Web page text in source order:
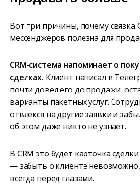
Вот три причины, почему связка
мессенджеров полезна для
CRM-система напоминает о
сделках. Клиент написал в
почти довел его до продажи,
варианты пакетных услуг.
отвлекся на другие заявки и
об этом даже никто не узнает.
В CRM это будет карточка
— забыть о клиенте невозможно,
всегда перед глазами.